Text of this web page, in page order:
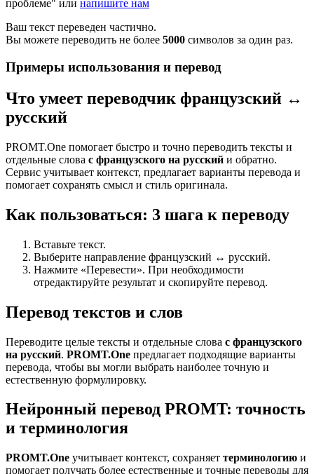
проблеме" или напишите нам
Ваш текст переведен частично.
Вы можете переводить не более 5000 символов за один раз.
Примеры использования и перевод
Что умеет переводчик французский ↔
русский
PROMT.One помогает быстро и точно переводить тексты и
отдельные слова с французского на русский и обратно.
Сервис учитывает контекст, предлагает варианты перевода и
помогает сохранять смысл и стиль оригинала.
Как пользоваться: 3 шага к переводу
Вставьте текст.
Выберите направление французский ↔ русский.
Нажмите «Перевести». При необходимости
отредактируйте результат и скопируйте перевод.
Перевод текстов и слов
Переводите целые тексты и отдельные слова с французского
на русский. PROMT.One предлагает подходящие варианты
перевода, чтобы вы могли выбрать наиболее точную и
естественную формулировку.
Нейронный перевод PROMT: точность
и терминология
PROMT.One учитывает контекст, сохраняет терминологию и
помогает получать более естественные и точные переводы для